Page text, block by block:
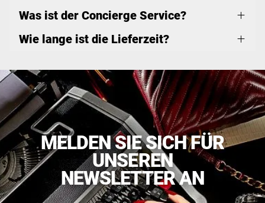
Was ist der Concierge Service?
Wie lange ist die Lieferzeit?
MELDEN SIE SICH FÜR
UNSEREN
NEWSLETTER AN